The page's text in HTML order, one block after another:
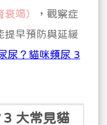
竭）
，觀察症
提早預防與延緩
尿？貓咪頻尿 3
3 大常見貓